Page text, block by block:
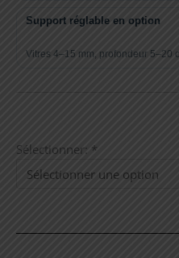
Support réglable en option
Vitres 4–15 mm, profondeur 5–20
Sélectionner: *